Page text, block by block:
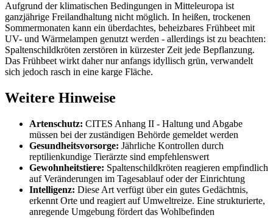
Aufgrund der klimatischen Bedingungen in Mitteleuropa ist
ganzjährige Freilandhaltung nicht möglich. In heißen, trockenen
Sommermonaten kann ein überdachtes, beheizbares Frühbeet mit
UV- und Wärmelampen genutzt werden - allerdings ist zu beachten:
Spaltenschildkröten zerstören in kürzester Zeit jede Bepflanzung.
Das Frühbeet wirkt daher nur anfangs idyllisch grün, verwandelt
sich jedoch rasch in eine karge Fläche.
Weitere Hinweise
Artenschutz: CITES Anhang II - Haltung und Abgabe
müssen bei der zuständigen Behörde gemeldet werden
Gesundheitsvorsorge: Jährliche Kontrollen durch
reptilienkundige Tierärzte sind empfehlenswert
Gewohnheitstiere: Spaltenschildkröten reagieren empfindlich
auf Veränderungen im Tagesablauf oder der Einrichtung
Intelligenz: Diese Art verfügt über ein gutes Gedächtnis,
erkennt Orte und reagiert auf Umweltreize. Eine strukturierte,
anregende Umgebung fördert das Wohlbefinden